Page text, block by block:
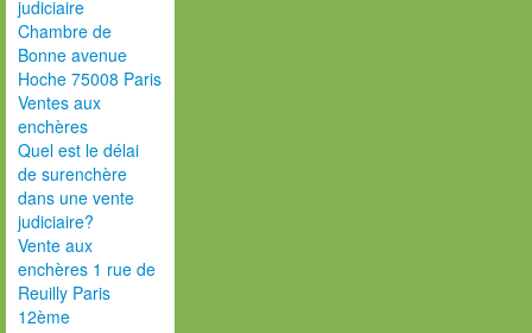
judiciaire
Chambre de
Bonne avenue
Hoche 75008 Paris
Ventes aux
enchères
Quel est le délai
de surenchère
dans une vente
judiciaire?
Vente aux
enchères 1 rue de
Reuilly Paris
12ème